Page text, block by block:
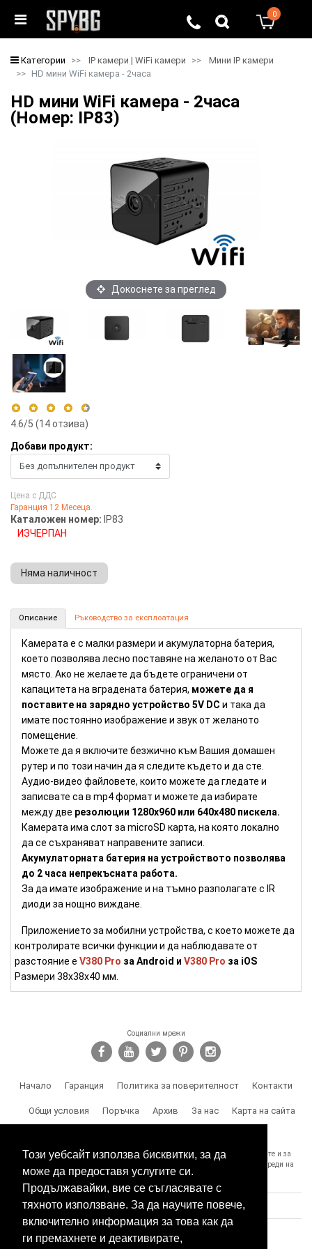
Този уебсайт използва бисквитки, за да
може да предоставя услугите си.
Продължавайки, вие се съгласявате с
тяхното използване. За да научите повече,
включително информация за това как да
ги премахнете и деактивирате,
0
Категории IP камери | WiFi камери
Мини IP камери
HD мини WiFi камера - 2часа
HD мини WiFi камера - 2часа
(Номер: IP83)
Докоснете за преглед
4.6/5 (14отзива)
5 stars
57%
4 stars
43%
3 stars
2 stars
1 star
Добави продукт:
Цена с ДДС
Гаранция 12 Месеца.
Каталожен номер: IP83
ИЗЧЕРПАН
Няма наличност
HD мини WiFi камера - 2часа (Номер: IP83)
Описание Ръководство за експлоатация
Камерата е с малки размери и акумулаторна батерия,
което позволява лесно поставяне на желаното от Вас
място. Ако не желаете да бъдете ограничени от
капацитета на вградената батерия, можете да я
поставите на зарядно устройство 5V DC и така да
имате постоянно изображение и звук от желаното
помещение.
Можете да я включите безжично към Вашия домашен
рутер и по този начин да я следите където и да сте.
Аудио-видео файловете, които можете да гледате и
записвате са в mp4 формат и можете да избирате
между две резолюции 1280х960 или 640х480 пискела.
Камерата има слот за microSD карта, на която локално
да се съхраняват направените записи.
Акумулаторната батерия на устройството позволява
до 2 часа непрекъсната работа.
За да имате изображение и на тъмно разполагате с IR
диоди за нощно виждане.
Приложението за мобилни устройства, с което можете да
контролирате всички функции и да наблюдавате от
разстояние е V380 Pro за Android и V380 Pro за iOS
Размери 38х38х40 мм.
Социални мрежи
Начало Гаранция Политика за поверителност Контакти
Общи условия Поръчка Архив За нас Карта на сайта
SPY.BG Ви напомня, че носите отговорност за използването на продуктите и за
спазване на законите, както и за злоумишлени и незаконни действия, вреди на
трети лица и др.